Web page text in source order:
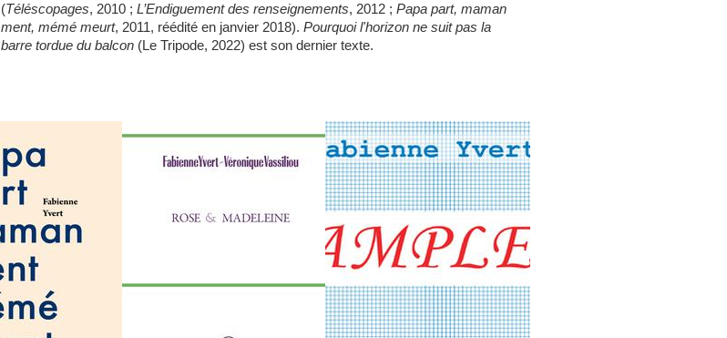
(Téléscopages, 2010 ; L’Endiguement des renseignements, 2012 ; Papa part, maman
ment, mémé meurt, 2011, réédité en janvier 2018). Pourquoi l'horizon ne suit pas la
barre tordue du balcon (Le Tripode, 2022) est son dernier texte.